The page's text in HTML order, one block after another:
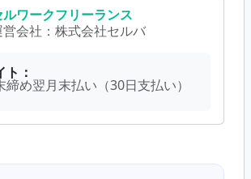
ルワークフリーランス
会社： 株式会社セルバ
：
締め翌月末払い（30日支払い）